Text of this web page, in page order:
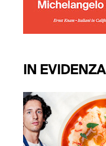
IN EVIDENZA